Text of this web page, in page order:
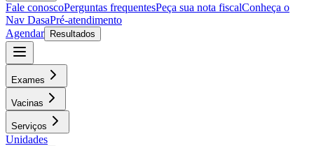
Fale conoscoPerguntas frequentesPeça sua nota fiscalConheça o
Nav DasaPré-atendimento
Agendar
Resultados
Exames
Vacinas
Serviços
Unidades